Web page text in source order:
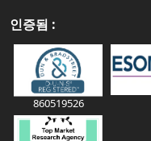
인증됨 :
860519526